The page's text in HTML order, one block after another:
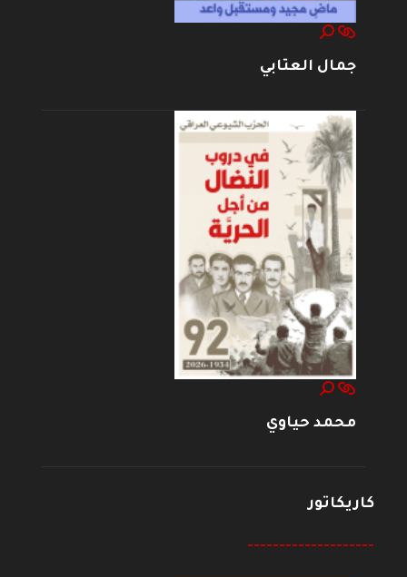
جمال العتابي
محمد حياوي
كاريكاتور
--------------------